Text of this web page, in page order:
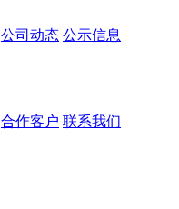
公司动态 公示信息
合作客户 联系我们